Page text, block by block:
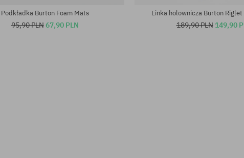
Podkładka Burton Foam Mats
95,90 PLN67,90 PLN
Linka holownicza Burton Riglet
189,90 PLN 149,90